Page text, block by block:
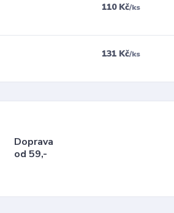
110 Kč/ks
131 Kč/ks
Doprava
od 59,-